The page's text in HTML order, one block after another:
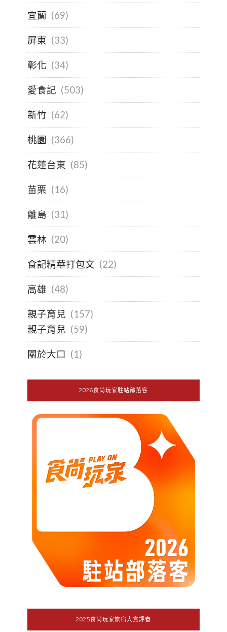
宜蘭 (69)
屏東 (33)
彰化 (34)
愛食記 (503)
新竹 (62)
桃園 (366)
花蓮台東 (85)
苗栗 (16)
離島 (31)
雲林 (20)
食記精華打包文 (22)
高雄 (48)
親子育兒 (157)
親子育兒 (59)
關於大口 (1)
2026食尚玩家駐站部落客
2025食尚玩家旅宿大賞評審